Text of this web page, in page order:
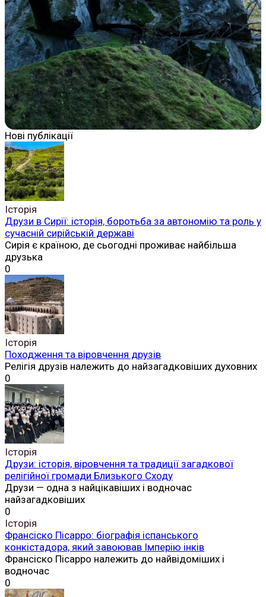
Нові публікації
Історія
Друзи в Сирії: історія, боротьба за автономію та роль у
сучасній сирійській державі
Сирія є країною, де сьогодні проживає найбільша
друзька
0
Історія
Походження та віровчення друзів
Релігія друзів належить до найзагадковіших духовних
0
Історія
Друзи: історія, віровчення та традиції загадкової
релігійної громади Близького Сходу
Друзи — одна з найцікавіших і водночас
найзагадковіших
0
Історія
Франсіско Пісарро: біографія іспанського
конкістадора, який завоював Імперію інків
Франсіско Пісарро належить до найвідоміших і
водночас
0